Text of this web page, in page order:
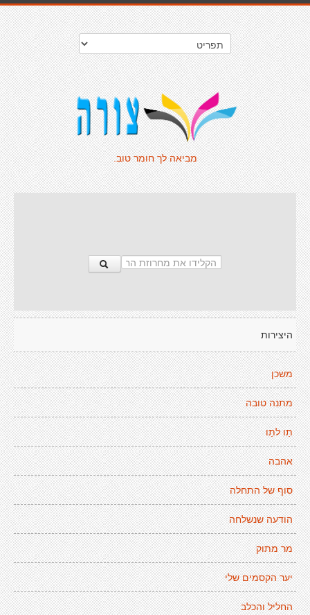
מביאה לך חומר טוב.
היצירות
משכן
מתנה טובה
תַו לתַו
אהבה
סוף של התחלה
הודעה שנשלחה
מר מתוק
יער הקסמים שלי
החליל והכלב